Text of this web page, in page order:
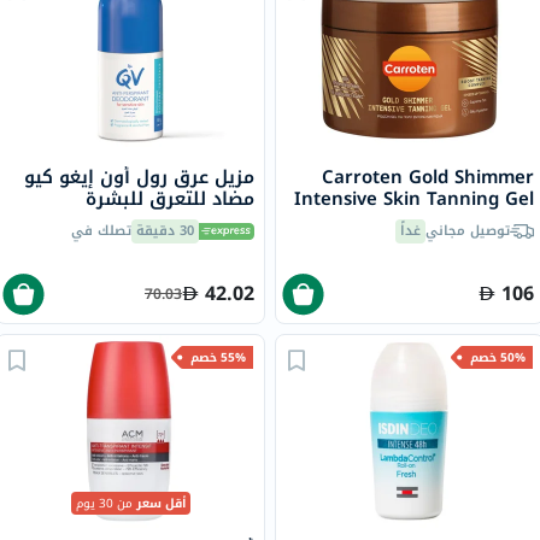
Carroten Gold Shimmer
Intensive Skin Tanning Gel
150mlتوصيل مجانيغداً
106
مزيل عرق رول أون إيغو كيو
مضاد للتعرق للبشرة
الحساسة، 80 جرام
30 دقيقة تصلك في
42.02
70.03
50% خصم 55% خصم
أقل سعرمن 30 يوم